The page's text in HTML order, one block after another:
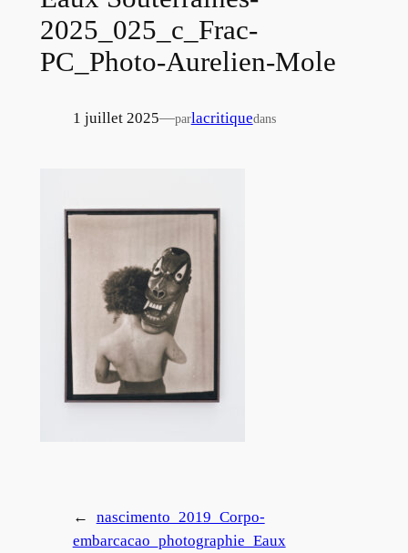
2025_025_c_Frac-
PC_Photo-Aurelien-Mole
1 juillet 2025—parlacritiquedans
←
nascimento_2019_Corpo-
embarcacao_photographie_Eaux